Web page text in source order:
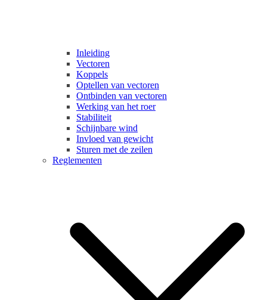
Inleiding
Vectoren
Koppels
Optellen van vectoren
Ontbinden van vectoren
Werking van het roer
Stabiliteit
Schijnbare wind
Invloed van gewicht
Sturen met de zeilen
Reglementen